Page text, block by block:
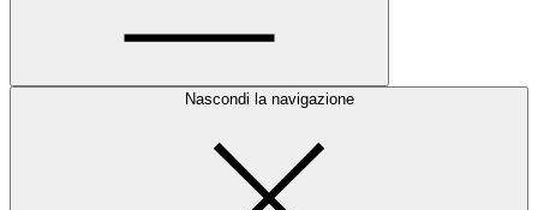
Nascondi la navigazione